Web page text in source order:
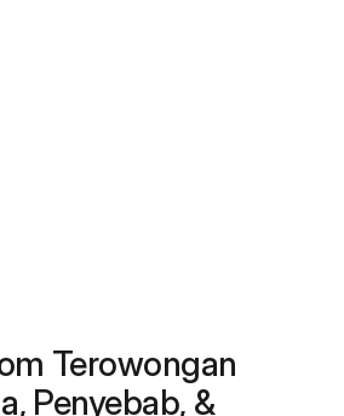
Terowongan
Penyebab, &